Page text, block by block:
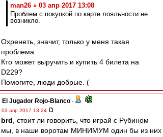
man26 » 03 апр 2017 13:08
Проблем с покупкой по карте лояльности не
возникло.
Охренеть, значит, только у меня такая
проблема.
Кто может выручить и купить 4 билета на
D229?
Помогите, люди добрые. (
El Jugador Rojo-Blanco -
03 апр 2017 13:24
brd , стоит ли говорить, что играй с Рубином
мы, в наши воротам МИНИМУМ один бы из них